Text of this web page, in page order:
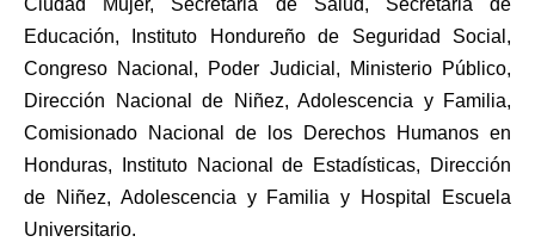
Ciudad Mujer, Secretaria de Salud, Secretaria de
Educación, Instituto Hondureño de Seguridad Social,
Congreso Nacional, Poder Judicial, Ministerio Público,
Dirección Nacional de Niñez, Adolescencia y Familia,
Comisionado Nacional de los Derechos Humanos en
Honduras, Instituto Nacional de Estadísticas, Dirección
de Niñez, Adolescencia y Familia y Hospital Escuela
Universitario.